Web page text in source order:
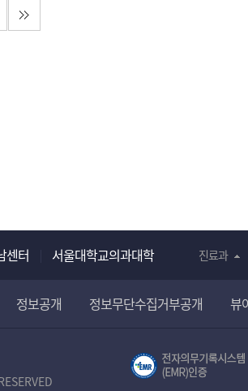
페이지
마지막 페이지
센터 서울대학교의과대학 진료과
정보공개 정보무단수집거부공개 뷰